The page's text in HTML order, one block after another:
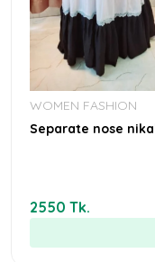
WOMEN FASHION
Separate nose
2550 Tk.